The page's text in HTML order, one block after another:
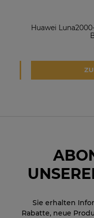
Huawei Luna2000-
Sie erhalten
Rabatte, neue